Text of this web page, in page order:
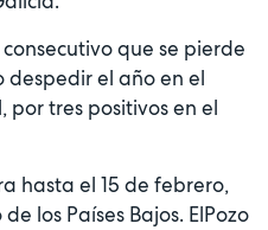
que se pierde
despedir el año en el
por tres positivos en el
hasta el 15 de febrero,
los Países Bajos. ElPozo